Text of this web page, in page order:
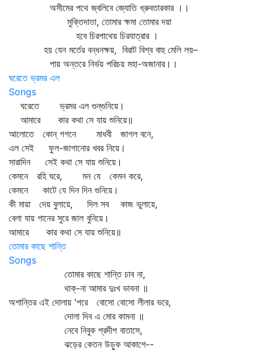
অসীমের পথে জ্বলিবে জ্যোতি ধ্রুবতারকার ।।
মুক্তিদাতা, তোমার ক্ষমা তোমার দয়া
হবে চিরপাথেয় চিরযাত্রার ।
হয় যেন মর্তের বন্ধনক্ষয়, বিরাট বিশ্ব বাহু মেলি লয়–
পায় অন্তরে নির্ভয় পরিচয় মহা-অজানার।।
ঘরেতে ভ্রমর এল
Songs
ঘরেতে ভ্রমর এল গুন্‌গুনিয়ে।
আমারে কার কথা সে যায় শুনিয়ে॥
আলোতে কোন্‌ গগনে মাধবী জাগল বনে,
এল সেই ফুল-জাগানোর খবর নিয়ে।
সারাদিন সেই কথা সে যায় শুনিয়ে।
কেমনে রহি ঘরে, মন যে কেমন করে,
কেমনে কাটে যে দিন দিন গুনিয়ে।
কী মায়া দেয় বুলায়ে, দিল সব কাজ ভুলায়ে,
বেলা যায় গানের সুরে জাল বুনিয়ে।
আমারে কার কথা সে যায় শুনিয়ে॥
তোমার কাছে শান্তি
Songs
তোমার কাছে শান্তি চাব না,
থাক্‌-না আমার দুঃখ ভাবনা ॥
অশান্তির এই দোলায় 'পরে বোসো বোসো লীলার ভরে,
দোলা দিব এ মোর কামনা ॥
নেবে নিবুক প্রদীপ বাতাসে,
ঝড়ের কেতন উড়ুক আকাশে--